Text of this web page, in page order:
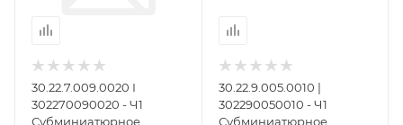
30.22.7.009.0020 I
302270090020 - Ч1
Субминиатюрное
30.22.9.005.0010 |
302290050010 - Ч1
Субминиатюрное